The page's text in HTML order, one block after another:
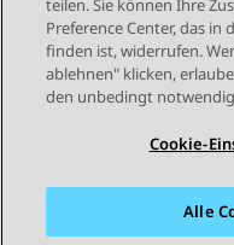
STAY
teilen. Sie können Ihre
Preference Center, das in
finden ist, widerrufen.
ablehnen" klicken,
den unbedingt
Cookie-
Alle